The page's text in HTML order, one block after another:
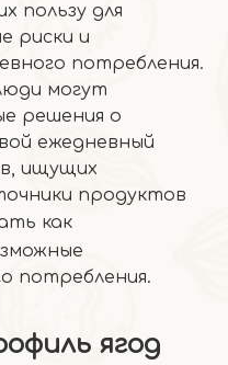
пользу для
риски и
потребления.
могут
решения о
ежедневный
ищущих
продуктов
как
потребления.
ягод